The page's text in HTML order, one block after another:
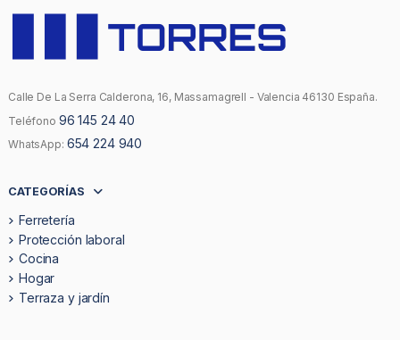
Calle De La Serra Calderona, 16, Massamagrell - Valencia 46130 España.
Teléfono 96 145 24 40
WhatsApp: 654 224 940
CATEGORÍAS
Ferretería
Protección laboral
Cocina
Hogar
Terraza y jardín